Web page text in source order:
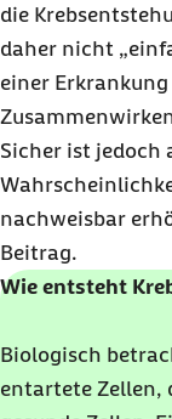
die
daher nicht
einer
Sicher ist jedoch
nachweisbar
Beitrag.
Wie entsteht
Biologisch
entartete Zellen,